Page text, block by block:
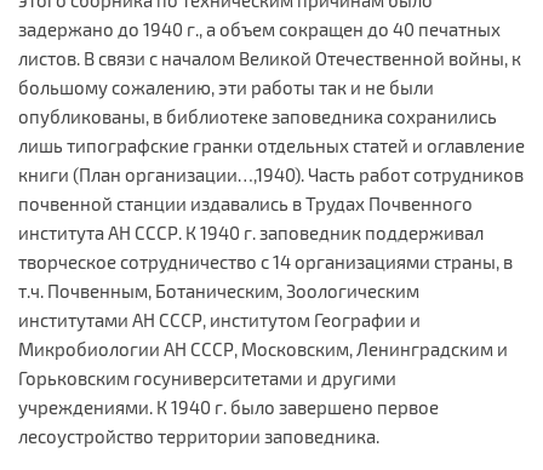
задержано до 1940 г., а объем сокращен до 40 печатных
листов. В связи с началом Великой Отечественной войны, к
большому сожалению, эти работы так и не были
опубликованы, в библиотеке заповедника сохранились
лишь типографские гранки отдельных статей и оглавление
книги (План организации…,1940). Часть работ сотрудников
почвенной станции издавались в Трудах Почвенного
института АН СССР. К 1940 г. заповедник поддерживал
творческое сотрудничество с 14 организациями страны, в
т.ч. Почвенным, Ботаническим, Зоологическим
институтами АН СССР, институтом Географии и
Микробиологии АН СССР, Московским, Ленинградским и
Горьковским госуниверситетами и другими
учреждениями. К 1940 г. было завершено первое
лесоустройство территории заповедника.